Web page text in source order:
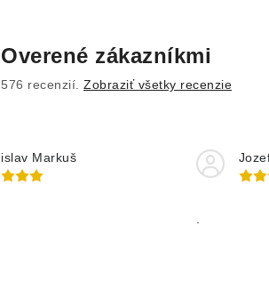
Overené zákazníkmi
576 recenzií. Zobraziť všetky recenzie
Markuš